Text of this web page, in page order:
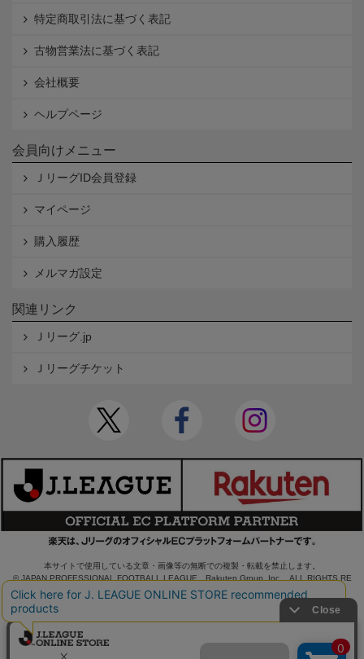
特定商取引法に基づく表記
古物営業法に基づく表記
会社概要
ヘルプページ
会員向けメニュー
ＪリーグID会員登録
マイページ
購入履歴
メルマガ設定
関連リンク
Ｊリーグ.jp
Ｊリーグチケット
本サイトで使用している文章・画像等の無断での複製・転載を禁止します。
© JAPAN PROFESSIONAL FOOTBALL LEAGUE Rakuten Group, Inc. ALL RIGHTS RE
SERVED.